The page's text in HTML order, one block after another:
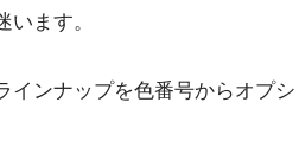
います。
インナップを色番号からオプ